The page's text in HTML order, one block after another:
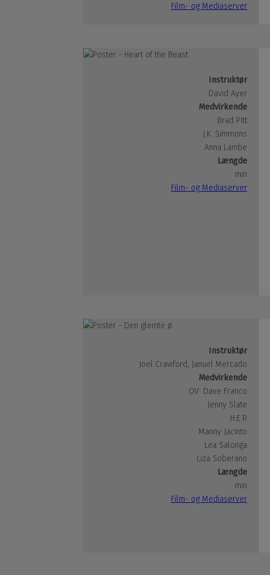
Film- og Mediaserver
Instruktør
David Ayer
Medvirkende
Brad Pitt
J.K. Simmons
Anna Lambe
Længde
min
Film- og Mediaserver
Instruktør
Joel Crawford, Januel Mercado
Medvirkende
OV: Dave Franco
Jenny Slate
H.E.R
Manny Jacinto
Lea Salonga
Liza Soberano
Længde
min
Film- og Mediaserver